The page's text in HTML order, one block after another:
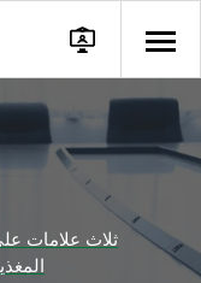
ثلاث علامات